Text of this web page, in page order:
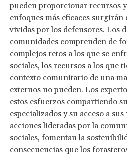
pueden proporcionar recursos
enfoques más eficaces surgirán
vividas por los defensores. Los
comunidades comprenden de
complejos retos a los que se
sociales, los recursos a los que
contexto comunitario de una
externos no pueden. Los
estos esfuerzos compartiendo
especializados y su acceso a
acciones lideradas por la
sociales, fomentan la
consecuencias que los